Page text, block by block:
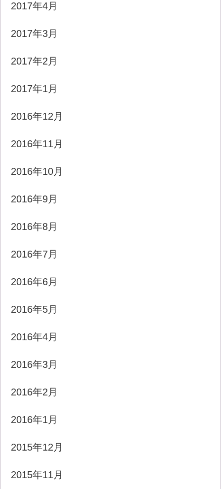
2017年4月
2017年3月
2017年2月
2017年1月
2016年12月
2016年11月
2016年10月
2016年9月
2016年8月
2016年7月
2016年6月
2016年5月
2016年4月
2016年3月
2016年2月
2016年1月
2015年12月
2015年11月